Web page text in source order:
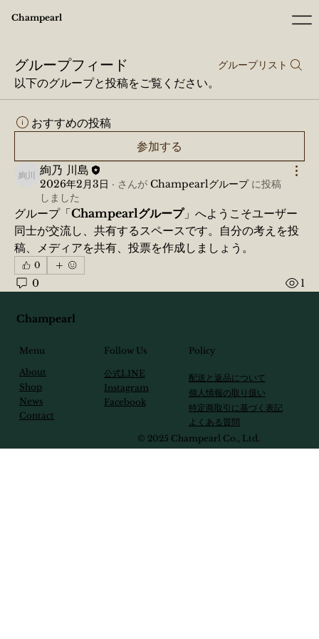
Champearl
グループフィード グループリスト
以下のグループと投稿をご覧ください。
おすすめの投稿
参加する
絢乃 川島
絢乃 川島
2026年2月3日 · さんが Champearlグループに投稿
しました
グループ「Champearlグループ」へようこそユーザー
同士が交流し、共有するスペースです。自分の考えを投
稿、メディアを共有、投票を作成しましょう。
0
0 1
Champearl
Menu
About
Shop
News
Contact
Follow Us
​公式LINE
Instagram
Facebook
Policy
配送と返品について
個人情報の取り扱い
特定商取引に基づく表記
​よくある質問
© 2025 Champearl Co., Ltd.